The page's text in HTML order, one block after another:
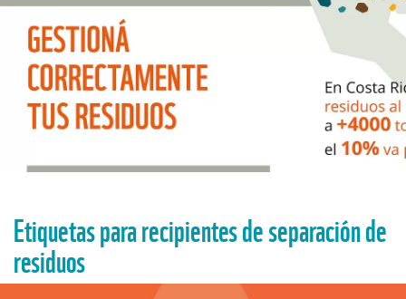
Etiquetas para recipientes de separación de
residuos